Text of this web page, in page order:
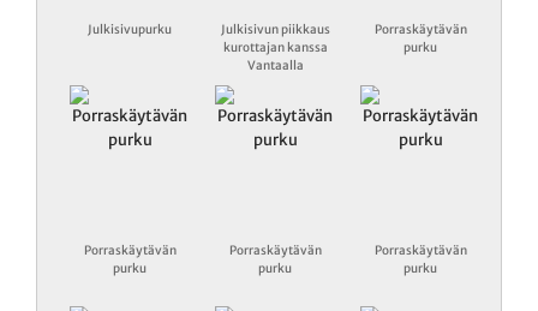
Julkisivupurku
Julkisivun piikkaus
kurottajan kanssa
Vantaalla
Porraskäytävän
purku
Porraskäytävän
purku
Porraskäytävän
purku
Porraskäytävän
purku